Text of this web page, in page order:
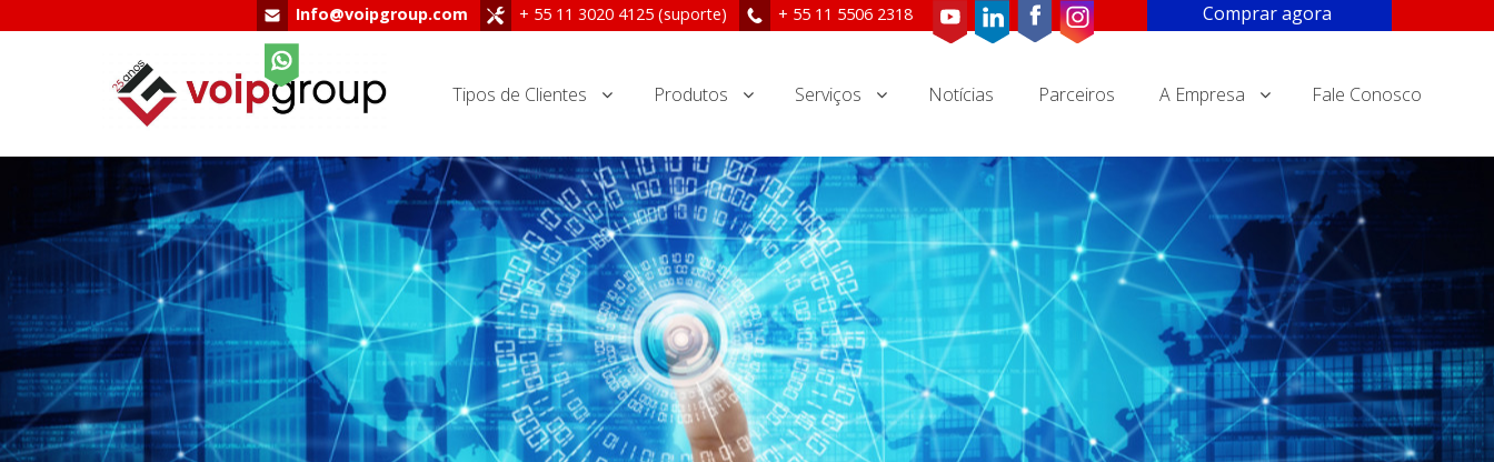
Info@voipgroup.com + 55 11 3020 4125 (suporte) + 55 11 5506 2318 Comprar agora
Tipos de Clientes Produtos Serviços Notícias Parceiros A Empresa Fale Conosco